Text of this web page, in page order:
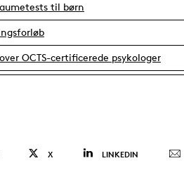
til børn
OCTS-certificerede psykologer
X LINKEDIN